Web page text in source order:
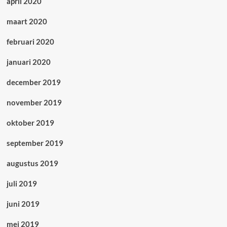
maart 2020
februari 2020
januari 2020
december 2019
november 2019
oktober 2019
september 2019
augustus 2019
juli 2019
juni 2019
mei 2019